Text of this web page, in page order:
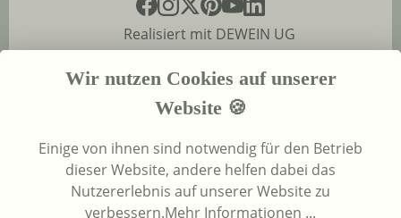
Realisiert mit DEWEIN UG
Wir nutzen Cookies auf unserer
Website 🍪
Einige von ihnen sind notwendig für den Betrieb
dieser Website, andere helfen dabei das
Nutzererlebnis auf unserer Website zu
verbessern.Mehr Informationen ...